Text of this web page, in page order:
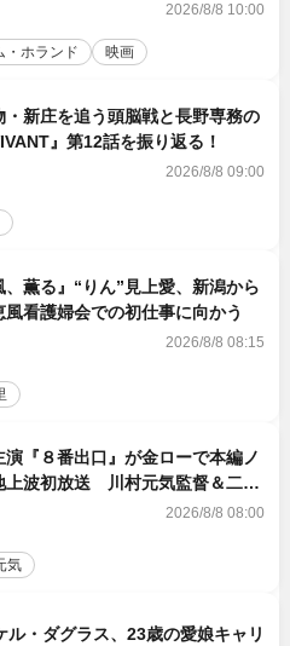
2026/8/8 10:00
・ホランド 映画
・新庄を追う頭脳戦と長野専務の
』第12話を振り返る！
2026/8/8 09:00
、薫る』“りん”見上愛、新潟から
看護婦会での初仕事に向かう
2026/8/8 08:15
演『８番出口』が金ローで本編ノ
上波初放送 川村元気監督＆二宮
2026/8/8 08:00
気
ル・ダグラス、23歳の愛娘キャリ